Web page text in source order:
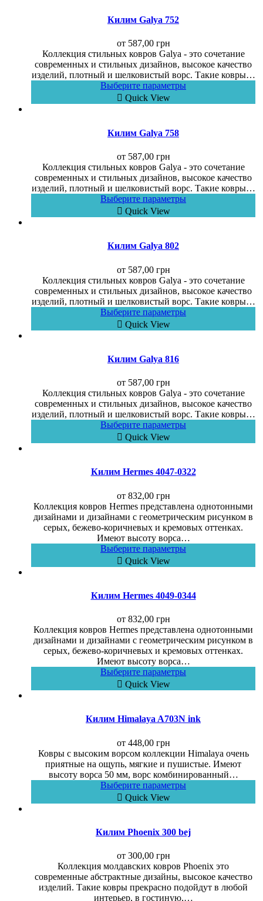
Килим Galya 752
от 587,00 грн
Коллекция стильных ковров Galya - это сочетание
современных и стильных дизайнов, высокое качество
изделий, плотный и шелковистый ворс. Такие ковры…
Выберите параметры
Quick View
Килим Galya 758
от 587,00 грн
Коллекция стильных ковров Galya - это сочетание
современных и стильных дизайнов, высокое качество
изделий, плотный и шелковистый ворс. Такие ковры…
Выберите параметры
Quick View
Килим Galya 802
от 587,00 грн
Коллекция стильных ковров Galya - это сочетание
современных и стильных дизайнов, высокое качество
изделий, плотный и шелковистый ворс. Такие ковры…
Выберите параметры
Quick View
Килим Galya 816
от 587,00 грн
Коллекция стильных ковров Galya - это сочетание
современных и стильных дизайнов, высокое качество
изделий, плотный и шелковистый ворс. Такие ковры…
Выберите параметры
Quick View
Килим Hermes 4047-0322
от 832,00 грн
Коллекция ковров Hermes представлена однотонными
дизайнами и дизайнами с геометрическим рисунком в
серых, бежево-коричневых и кремовых оттенках.
Имеют высоту ворса…
Выберите параметры
Quick View
Килим Hermes 4049-0344
от 832,00 грн
Коллекция ковров Hermes представлена однотонными
дизайнами и дизайнами с геометрическим рисунком в
серых, бежево-коричневых и кремовых оттенках.
Имеют высоту ворса…
Выберите параметры
Quick View
Килим Himalaya A703N ink
от 448,00 грн
Ковры с высоким ворсом коллекции Himalaya очень
приятные на ощупь, мягкие и пушистые. Имеют
высоту ворса 50 мм, ворс комбинированный…
Выберите параметры
Quick View
Килим Phoenix 300 bej
от 300,00 грн
Коллекция молдавских ковров Phoenix это
современные абстрактные дизайны, высокое качество
изделий. Такие ковры прекрасно подойдут в любой
интерьер, в гостиную,…